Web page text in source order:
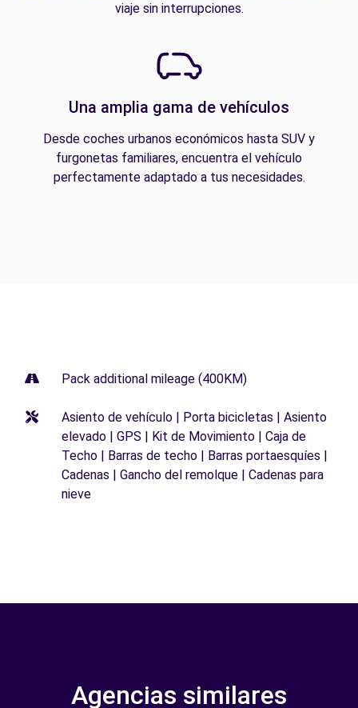
viaje sin interrupciones.
Una amplia gama de vehículos
Desde coches urbanos económicos hasta SUV y
furgonetas familiares, encuentra el vehículo
perfectamente adaptado a tus necesidades.
Pack additional mileage (400KM)
Asiento de vehículo | Porta bicicletas | Asiento
elevado | GPS | Kit de Movimiento | Caja de
Techo | Barras de techo | Barras portaesquíes |
Cadenas | Gancho del remolque | Cadenas para
nieve
Agencias similares